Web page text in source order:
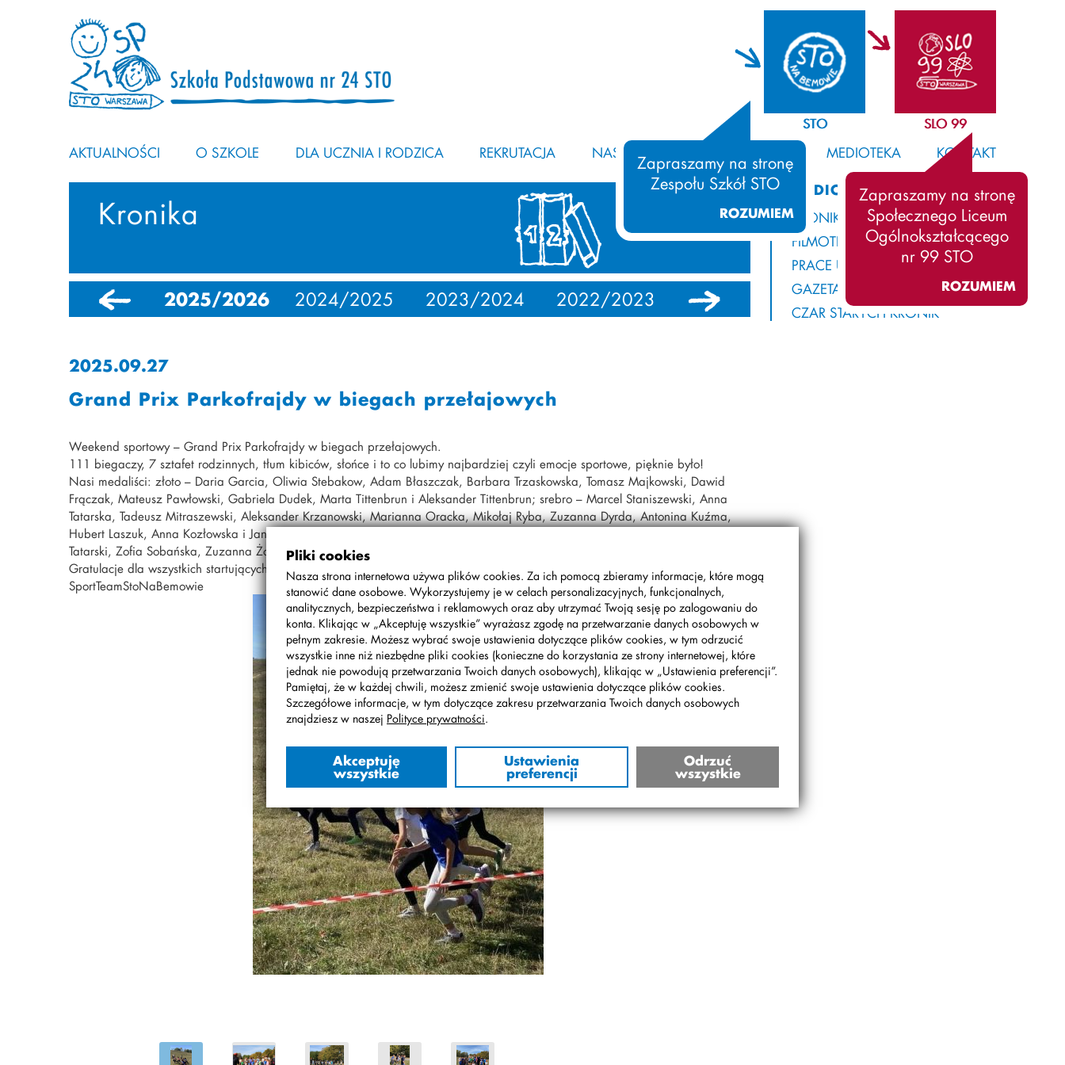
Pliki cookies
Nasza strona internetowa używa plików cookies. Za ich pomocą zbieramy informacje, które mogą
stanowić dane osobowe. Wykorzystujemy je w celach personalizacyjnych, funkcjonalnych,
analitycznych, bezpieczeństwa i reklamowych oraz aby utrzymać Twoją sesję po zalogowaniu do
konta. Klikając w „Akceptuję wszystkie” wyrażasz zgodę na przetwarzanie danych osobowych w
pełnym zakresie. Możesz wybrać swoje ustawienia dotyczące plików cookies, w tym odrzucić
wszystkie inne niż niezbędne pliki cookies (konieczne do korzystania ze strony internetowej, które
jednak nie powodują przetwarzania Twoich danych osobowych), klikając w „Ustawienia preferencji”.
Pamiętaj, że w każdej chwili, możesz zmienić swoje ustawienia dotyczące plików cookies.
Szczegółowe informacje, w tym dotyczące zakresu przetwarzania Twoich danych osobowych
znajdziesz w naszej Polityce prywatności.
Akceptuję
wszystkie
Ustawienia
preferencji
Odrzuć
wszystkie
STO
Zapraszamy na stronę
Zespołu Szkół STO
ROZUMIEM
SLO 99
Zapraszamy na stronę
Społecznego Liceum
Ogólnokształcącego
nr 99 STO
ROZUMIEM
AKTUALNOŚCI O SZKOLE DLA UCZNIA I RODZICA REKRUTACJA NASZ ZESPÓŁ MEDIOTEKA KONTAKT
Kronika
2025/2026 2024/2025 2023/2024 2022/2023 2021/2022 2020/2021 2019/2020
2025.09.27
Grand Prix Parkofrajdy w biegach przełajowych
Weekend sportowy – Grand Prix Parkofrajdy w biegach przełajowych.
111 biegaczy, 7 sztafet rodzinnych, tłum kibiców, słońce i to co lubimy najbardziej czyli emocje sportowe, pięknie było!
Nasi medaliści: złoto – Daria Garcia, Oliwia Stebakow, Adam Błaszczak, Barbara Trzaskowska, Tomasz Majkowski, Dawid
Frączak, Mateusz Pawłowski, Gabriela Dudek, Marta Tittenbrun i Aleksander Tittenbrun; srebro – Marcel Staniszewski, Anna
Tatarska, Tadeusz Mitraszewski, Aleksander Krzanowski, Marianna Oracka, Mikołaj Ryba, Zuzanna Dyrda, Antonina Kuźma,
Hubert Laszuk, Anna Kozłowska i Jan Frączak; brąz – Zofia Milewska, Szymon Koisar, Jan Tittenbrun, Gabriela Cegiełka, Adam
Tatarski, Zofia Sobańska, Zuzanna Żołnowska, Stanisław Chyż, Beata Frączak i Maciej Kostrzewski.
Gratulacje dla wszystkich startujących!
SportTeamStoNaBemowie
MEDIOTEKA
KRONIKA
FILMOTEKA
PRACE UCZNIÓW
GAZETA Z ROGAMI
CZAR STARYCH KRONIK